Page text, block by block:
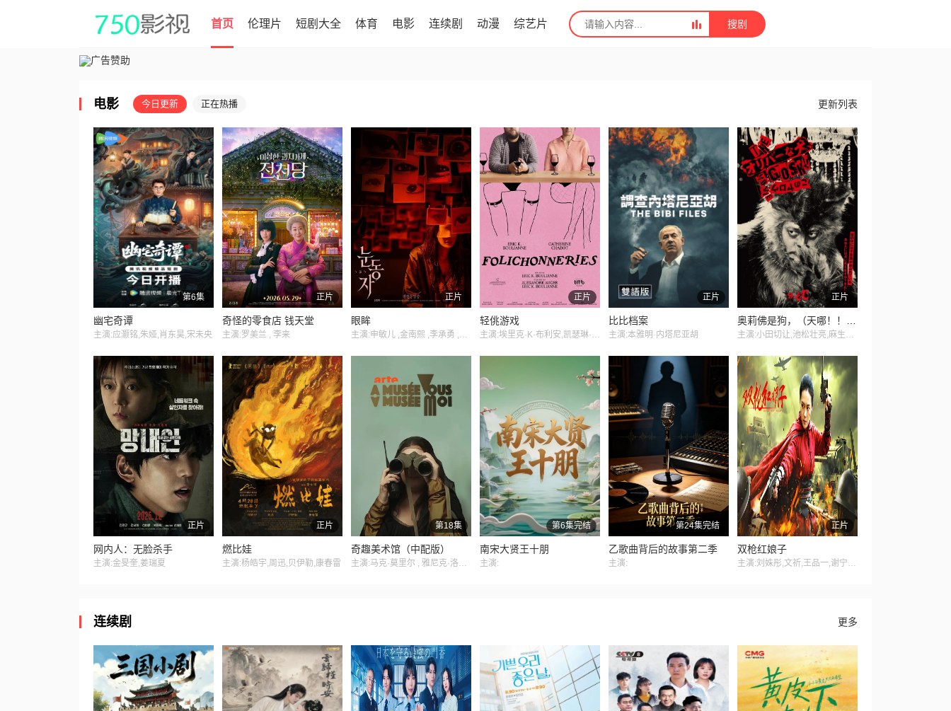
首页 伦理片 短剧大全 体育 电影 连续剧 动漫 综艺片 搜剧
电影 今日更新 正在热播 更新列表
第6集
幽宅奇谭
主演:应灏铭,朱娅,肖东昊,宋未央
正片
奇怪的零食店 钱天堂
主演:罗美兰 , 李来
正片
眼眸
主演:申敏儿 ,金南熙 ,李承勇 ,金英雅
正片
轻佻游戏
主演:埃里克·K·布利安,凯瑟琳·沙博,Erin Carter,Sarah Chouinard-Poirier,娜塔莉·古帕尔,Rose-Anne Déry,萨米尔·菲鲁兹,Carolanne Foucher,艾甜·加罗伊,安布雷·贾布兰,Fayolle Jean Jr.,Nicolas Krief,Jacques L&#039;Heureux,Ève Landry,朱莉·勒布勒东,阿加莎·勒杜,Simone Ledoux,索菲·勒图讷尔,弗罗伦斯·布莱恩,Antonin Mousseau-Rivard
正片
比比档案
主演:本雅明·内塔尼亚胡
正片
主演:小田切让,池松壮亮,麻生久美子,本田翼,冈山天音,黑木华,铃木庆一,永濑正敏,佐藤浩市,岛田久作,宇野祥平,香椎由宇,吉冈里帆,鹿贺丈史,森川葵,菊地姬奈,高岛政宏,浦井梨广,深津绘里
正片
网内人：无脸杀手
主演:金旻奎,姜瑞夏
正片
燃比娃
主演:杨皓宇,周迅,贝伊勒,康春雷
第18集
奇趣美术馆（中配版）
主演:马克·莫里尔 , 雅尼克·洛朗 ,艾米琳·巴亚特 ,杰里米·布瓦罗 , 芭芭拉·博洛特纳
第6集完结
南宋大贤王十朋
主演:
第24集完结
乙歌曲背后的故事第二季
主演:
正片
双枪红娘子
主演:刘姝彤,文祈,王品一,谢宁,王岗岗,陈之辉,李为民,魏兆雄,王程,邱晨阳
连续剧 更多